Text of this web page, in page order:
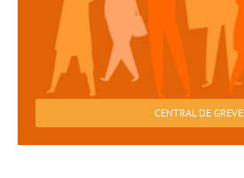
CENTRAL DE GREVE